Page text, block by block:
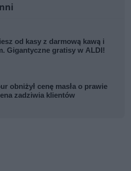
od kasy z darmową kawą i
Gigantyczne gratisy w ALDI!
obniżył cenę masła o prawie
zadziwia klientów